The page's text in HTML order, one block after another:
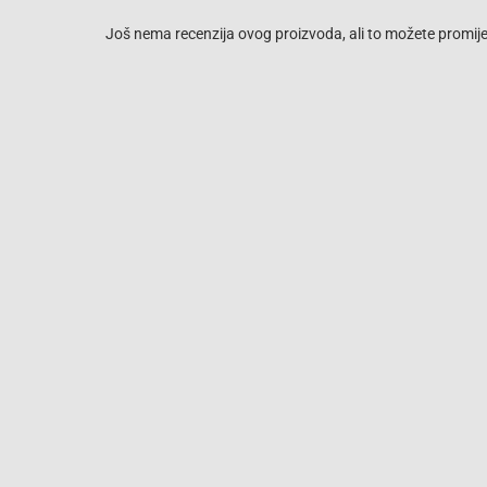
Još nema recenzija ovog proizvoda, ali to možete